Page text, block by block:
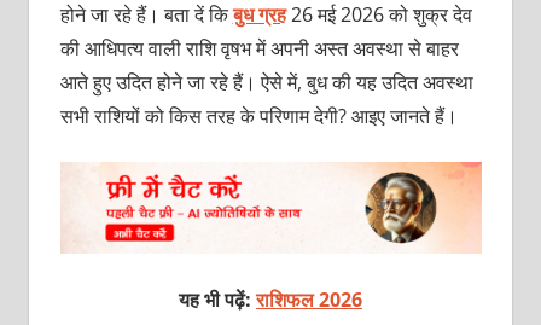
होने जा रहे हैं। बता दें किबुध ग्रह26 मई 2026 को शुक्र देव
की आधिपत्य वाली राशि वृषभ में अपनी अस्त अवस्था से बाहर
आते हुए उदित होने जा रहे हैं। ऐसे में, बुध की यह उदित अवस्था
सभी राशियों को किस तरह के परिणाम देगी? आइए जानते हैं।
यह भी पढ़ें:राशिफल 2026